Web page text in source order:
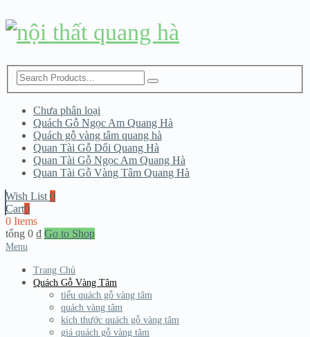
Chưa phân loại
Quách Gỗ Ngọc Am Quang Hà
Quách gỗ vàng tâm quang hà
Quan Tài Gỗ Dổi Quang Hà
Quan Tài Gỗ Ngọc Am Quang Hà
Quan Tài Gỗ Vàng Tâm Quang Hà
Wish List 0
Cart0
0 Items
tổng 0 ₫ Go to Shop
Menu
Trang Chủ
Quách Gỗ Vàng Tâm
tiểu quách gỗ vàng tâm
quách vàng tâm
kích thước quách gỗ vàng tâm
giá quách gỗ vàng tâm